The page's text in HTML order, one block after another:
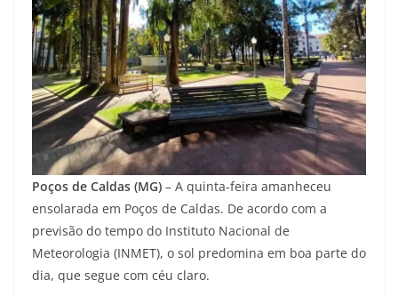
Poços de Caldas (MG) – A quinta-feira amanheceu
ensolarada em Poços de Caldas. De acordo com a
previsão do tempo do Instituto Nacional de
Meteorologia (INMET), o sol predomina em boa parte do
dia, que segue com céu claro.